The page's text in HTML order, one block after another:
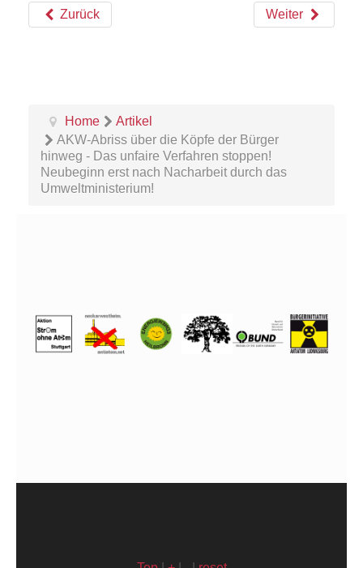
Zurück Weiter
Home
Artikel
AKW-Abriss über die Köpfe der Bürger
hinweg - Das unfaire Verfahren stoppen!
Neubeginn erst nach Nacharbeit durch das
Umweltministerium!